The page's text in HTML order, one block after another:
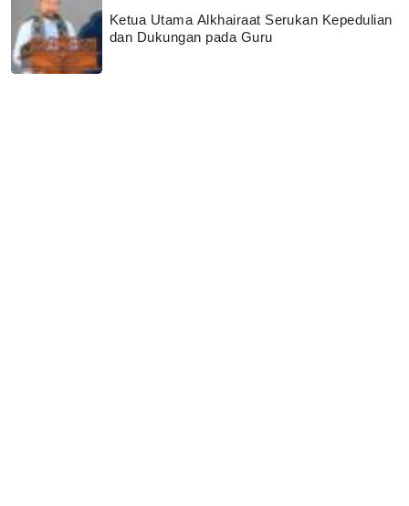
Ketua Utama Alkhairaat Serukan Kepedulian
dan Dukungan pada Guru